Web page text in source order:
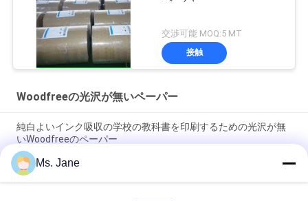
交渉可能 MOQ:5 MT
接触
Woodfreeの光沢が無いペーパー
純白よいインク吸収の学校の教科書を印刷するための光沢が無
いWoodfreeのペーパー
CB CFBのCF 9.5"はx 11"サーマル プリンターのための
CarbonlessペーパーNCRのペーパー イメージを取り除きます
Ms. Jane